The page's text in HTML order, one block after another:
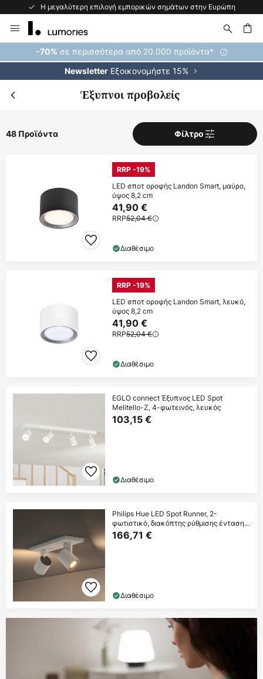
Δωρεάν επιστροφή εντός 50 ημερών
Μετάβαση
στο
περιεχόμενο
-70% σε περισσότερα από 20.000 προϊόντα*
Newsletter Εξοικονομήστε 15%
Έξυπνοι προβολείς
48 Προϊόντα Φίλτρο
RRP -19%
LED σποτ οροφής Landon Smart, μαύρο,
ύψος 8,2 cm
41,90 €
RRP52,04 €
Διαθέσιμο
RRP -19%
LED σποτ οροφής Landon Smart, λευκό,
ύψος 8,2 cm
41,90 €
RRP52,04 €
Διαθέσιμο
EGLO connect Έξυπνος LED Spot
Melitello-Z, 4-φωτεινός, λευκός
103,15 €
Διαθέσιμο
Philips Hue LED Spot Runner, 2-
φωτιστικό, διακόπτης ρύθμισης έντασης,
λευκό
166,71 €
Διαθέσιμο